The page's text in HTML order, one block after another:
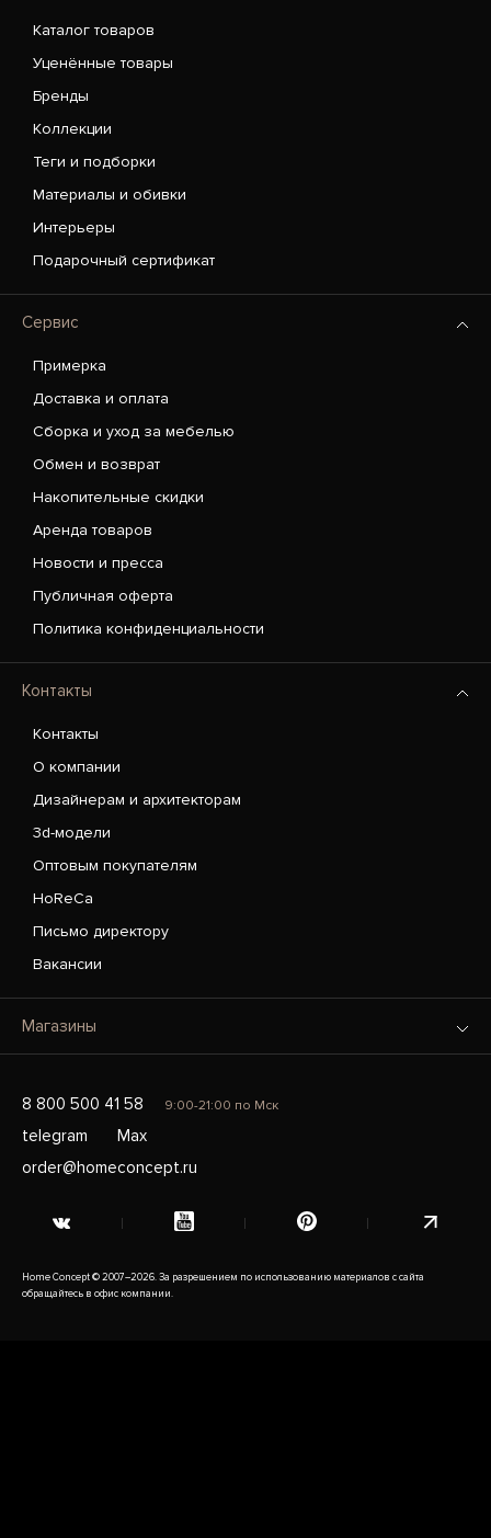
Каталог товаров
Уценённые товары
Бренды
Коллекции
Теги и подборки
Материалы и обивки
Интерьеры
Подарочный сертификат
Сервис
Примерка
Доставка и оплата
Сборка и уход за мебелью
Обмен и возврат
Накопительные скидки
Аренда товаров
Новости и пресса
Публичная оферта
Политика конфиденциальности
Контакты
Контакты
О компании
Дизайнерам и архитекторам
3d-модели
Оптовым покупателям
HoReCa
Письмо директору
Вакансии
Магазины
8 800 500 41 58 9:00-21:00 по Мск
telegram
Max
order@homeconcept.ru
Home Concept © 2007–2026. За разрешением по использованию материалов с сайта
обращайтесь в офис компании.